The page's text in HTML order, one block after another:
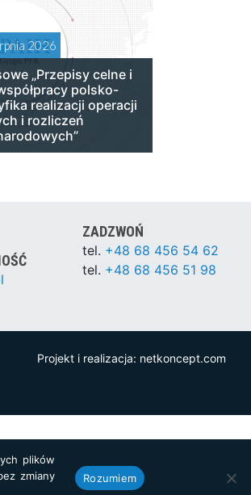
2026
„Przepisy celne i
polsko-
realizacji operacji
i rozliczeń
ZADZWOŃ
tel. +48 68 456 54 62
tel. +48 68 456 51 98
Projekt i realizacja: netkoncept.com
plików
zmiany
Rozumiem